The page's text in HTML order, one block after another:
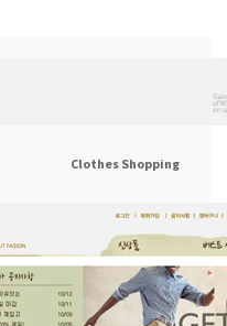
Clothes Shopping